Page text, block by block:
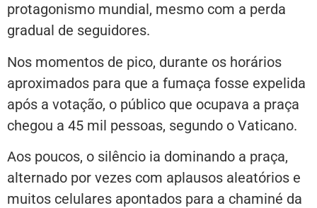
protagonismo mundial, mesmo com a perda
gradual de seguidores.
Nos momentos de pico, durante os horários
aproximados para que a fumaça fosse expelida
após a votação, o público que ocupava a praça
chegou a 45 mil pessoas, segundo o Vaticano.
Aos poucos, o silêncio ia dominando a praça,
alternado por vezes com aplausos aleatórios e
muitos celulares apontados para a chaminé da